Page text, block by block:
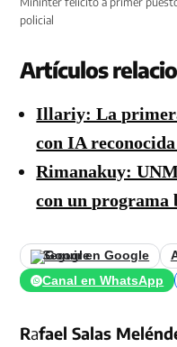
policial
Artículos
Illariy: La
con IA
Rimanakuy:
con un programa
Seguir en Google
Canal en WhatsApp
Rafael Salas